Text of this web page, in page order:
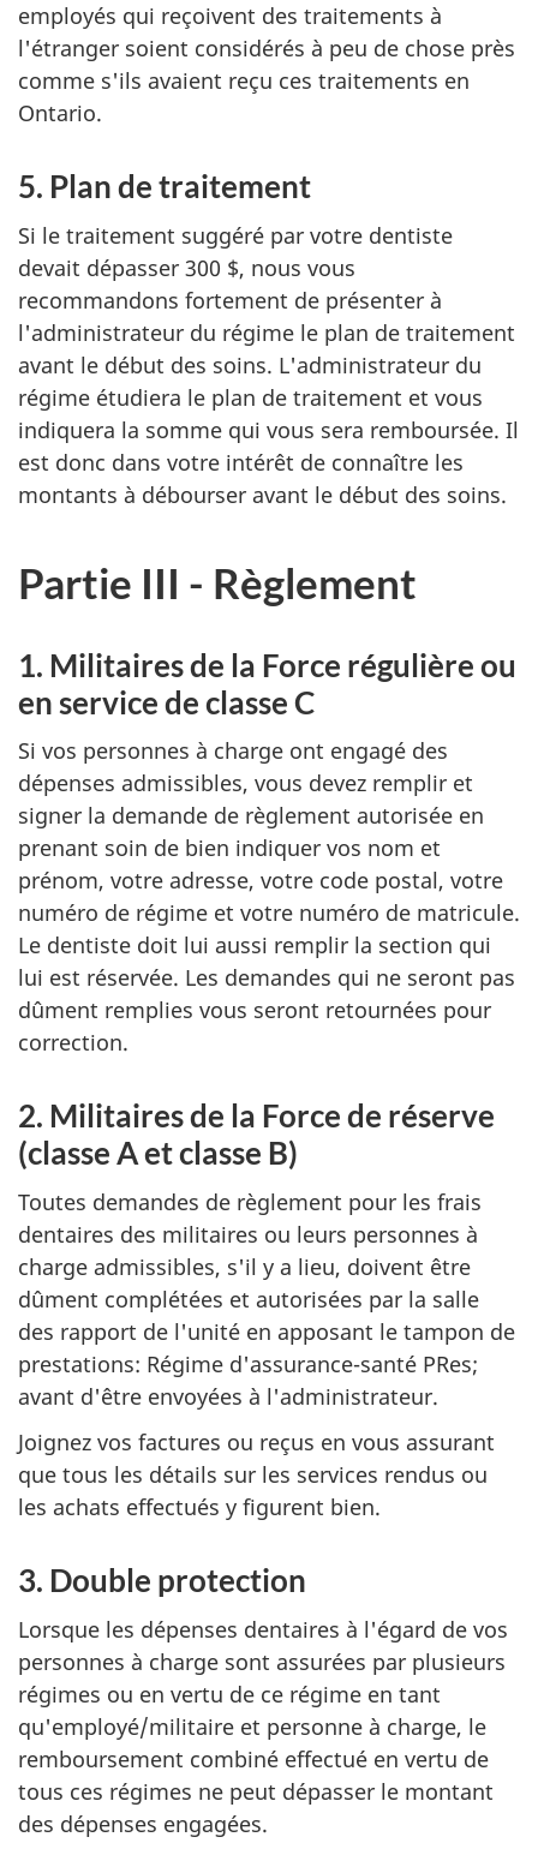
employés qui reçoivent des traitements à
l'étranger soient considérés à peu de chose près
comme s'ils avaient reçu ces traitements en
Ontario.
5. Plan de traitement
Si le traitement suggéré par votre dentiste
devait dépasser 300 $, nous vous
recommandons fortement de présenter à
l'administrateur du régime le plan de traitement
avant le début des soins. L'administrateur du
régime étudiera le plan de traitement et vous
indiquera la somme qui vous sera remboursée. Il
est donc dans votre intérêt de connaître les
montants à débourser avant le début des soins.
Partie III - Règlement
1. Militaires de la Force régulière ou
en service de classe C
Si vos personnes à charge ont engagé des
dépenses admissibles, vous devez remplir et
signer la demande de règlement autorisée en
prenant soin de bien indiquer vos nom et
prénom, votre adresse, votre code postal, votre
numéro de régime et votre numéro de matricule.
Le dentiste doit lui aussi remplir la section qui
lui est réservée. Les demandes qui ne seront pas
dûment remplies vous seront retournées pour
correction.
2. Militaires de la Force de réserve
(classe A et classe B)
Toutes demandes de règlement pour les frais
dentaires des militaires ou leurs personnes à
charge admissibles, s'il y a lieu, doivent être
dûment complétées et autorisées par la salle
des rapport de l'unité en apposant le tampon de
prestations: Régime d'assurance-santé PRes;
avant d'être envoyées à l'administrateur.
Joignez vos factures ou reçus en vous assurant
que tous les détails sur les services rendus ou
les achats effectués y figurent bien.
3. Double protection
Lorsque les dépenses dentaires à l'égard de vos
personnes à charge sont assurées par plusieurs
régimes ou en vertu de ce régime en tant
qu'employé/militaire et personne à charge, le
remboursement combiné effectué en vertu de
tous ces régimes ne peut dépasser le montant
des dépenses engagées.